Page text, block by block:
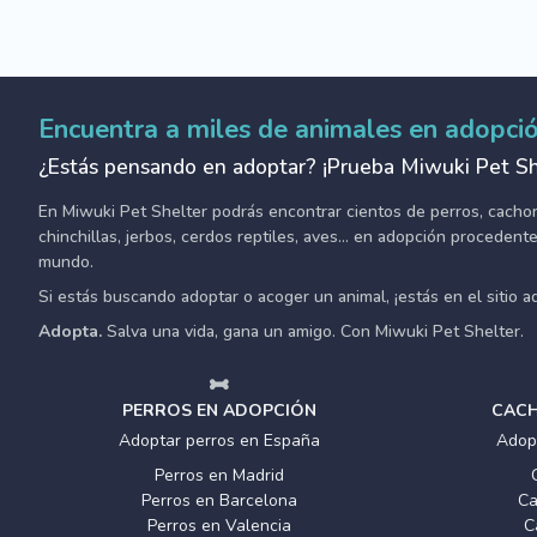
Encuentra a miles de animales en
¿Estás pensando en adoptar? ¡Prueba Miwuki Pet
En Miwuki Pet Shelter podrás encontrar cientos de perros,
chinchillas, jerbos, cerdos reptiles, aves... en adopción
mundo.
Si estás buscando adoptar o acoger un animal, ¡estás en el sitio
Adopta. Salva una vida, gana un amigo. Con Miwuki Pet Shelter.
PERROS EN ADOPCIÓN
Adoptar perros en España
Perros en Madrid
Perros en Barcelona
Perros en Valencia